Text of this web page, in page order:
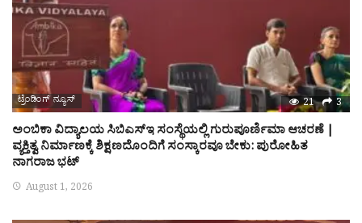
ಟ್ರೆಂಡಿಂಗ್ ನ್ಯೂಸ್ 21 3
ಅಂಬಿಕಾ ವಿದ್ಯಾಲಯ ಸಿಬಿಎಸ್‌ಇ ಸಂಸ್ಥೆಯಲ್ಲಿ ಗುರುಪೂರ್ಣಿಮಾ ಆಚರಣೆ |
ವ್ಯಕ್ತಿತ್ವ ನಿರ್ಮಾಣಕ್ಕೆ ಶಿಕ್ಷಣದೊಂದಿಗೆ ಸಂಸ್ಕಾರವೂ ಬೇಕು: ಪುರೋಹಿತ
ನಾಗರಾಜ ಭಟ್
August 1, 2026